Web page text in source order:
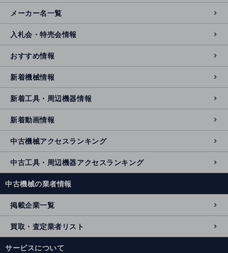
メーカー名一覧
入札会・特売会情報
おすすめ情報
新着機械情報
新着工具・周辺機器情報
新着動画情報
中古機械アクセスランキング
中古工具・周辺機器アクセスランキング
中古機械の業者情報
掲載企業一覧
買取・査定業者リスト
サービスについて